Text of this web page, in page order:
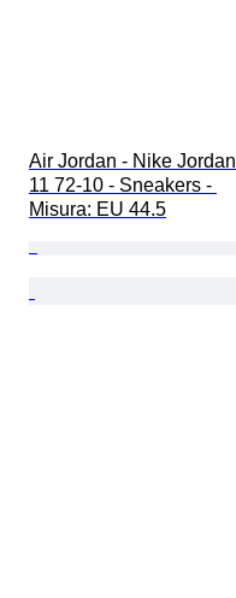
Air Jordan - Nike Jordan
11 72-10 - Sneakers -
Misura: EU 44.5